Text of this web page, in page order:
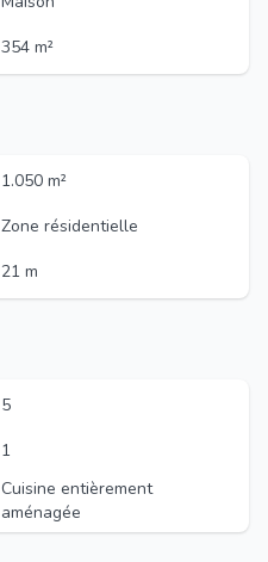
354 m²
1.050 m²
Zone résidentielle
21 m
5
1
Cuisine entièrement
aménagée